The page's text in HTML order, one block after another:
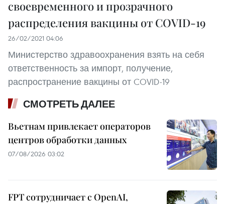
своевременного и прозрачного
распределения вакцины от COVID-19
26/02/2021 04:06
Министерство здравоохранения взять на себя
ответственность за импорт, получение,
распространение вакцины от COVID-19
СМОТРЕТЬ ДАЛЕЕ
Вьетнам привлекает операторов
центров обработки данных
07/08/2026 03:02
FPT сотрудничает с OpenAI,